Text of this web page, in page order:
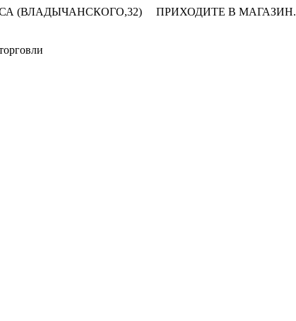
(ВЛАДЫЧАНСКОГО,32) ПРИХОДИТЕ В МАГАЗИН.